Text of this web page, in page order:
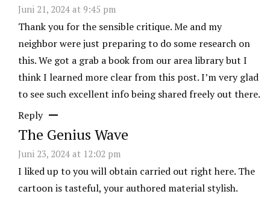
Juni 21, 2024 at 9:45 pm
Thank you for the sensible critique. Me and my
neighbor were just preparing to do some research on
this. We got a grab a book from our area library but I
think I learned more clear from this post. I’m very glad
to see such excellent info being shared freely out there.
Reply
The Genius Wave
Juni 23, 2024 at 12:02 pm
I liked up to you will obtain carried out right here. The
cartoon is tasteful, your authored material stylish.